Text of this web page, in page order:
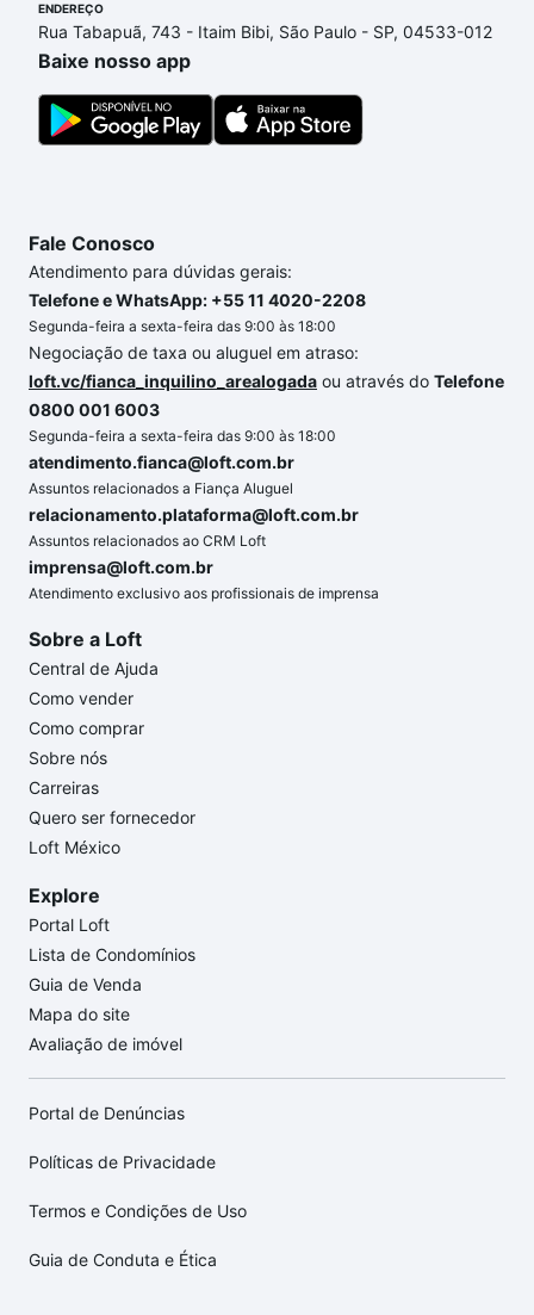
ENDEREÇO
Rua Tabapuã, 743 - Itaim Bibi, São Paulo - SP, 04533-012
Baixe nosso app
Fale Conosco
Atendimento para dúvidas gerais:
Telefone e WhatsApp: +55 11 4020-2208
Segunda-feira a sexta-feira das 9:00 às 18:00
Negociação de taxa ou aluguel em atraso:
loft.vc/fianca_inquilino_arealogada ou através do Telefone
0800 001 6003
Segunda-feira a sexta-feira das 9:00 às 18:00
atendimento.fianca@loft.com.br
Assuntos relacionados a Fiança Aluguel
relacionamento.plataforma@loft.com.br
Assuntos relacionados ao CRM Loft
imprensa@loft.com.br
Atendimento exclusivo aos profissionais de imprensa
Sobre a Loft
Central de Ajuda
Como vender
Como comprar
Sobre nós
Carreiras
Quero ser fornecedor
Loft México
Explore
Portal Loft
Lista de Condomínios
Guia de Venda
Mapa do site
Avaliação de imóvel
Portal de Denúncias
Políticas de Privacidade
Termos e Condições de Uso
Guia de Conduta e Ética